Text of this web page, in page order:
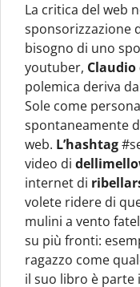
La critica del web
sponsorizzazione
bisogno di uno
youtuber, Claudio
polemica deriva
Sole come
spontaneamente
web. L’hashtag
video di
internet di
volete ridere di
mulini a vento
su più fronti:
ragazzo come
il suo libro è